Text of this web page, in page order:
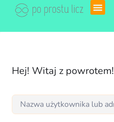
Hej! Witaj z powrotem!